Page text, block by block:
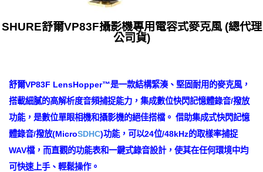
SHURE舒爾VP83F攝影機專用電容式麥克風 (總代理
公司貨)
舒爾VP83F LensHopper™是一款結構緊湊、堅固耐用的麥克風，
搭載細膩的高解析度音頻捕捉能力，集成數位快閃記憶體錄音/撥放
功能，是數位單眼相機和攝影機的絕佳搭檔。 借助集成式快閃記憶
體錄音/撥放(MicroSDHC)功能，可以24位/48kHz的取樣率捕捉
WAV檔，而直觀的功能表和一鍵式錄音設計，使其在任何環境中均
可快速上手、輕鬆操作。